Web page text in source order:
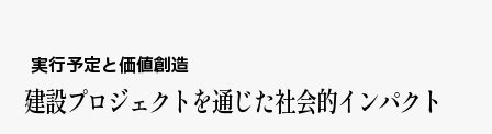
実行予定と価値創造
建設プロジェクトを通じた社会的インパクト